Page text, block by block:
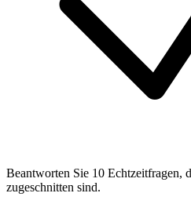
Beantworten Sie 10 Echtzeitfragen,
zugeschnitten sind.